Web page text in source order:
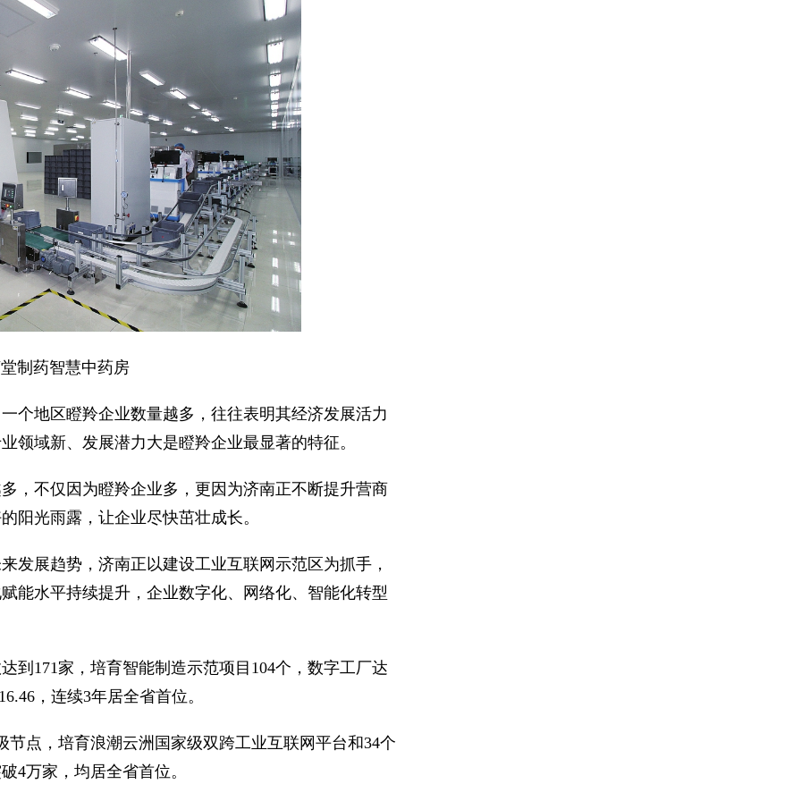
药智慧中药房
地区瞪羚企业数量越多，往往表明其经济发展活力
领域新、发展潜力大是瞪羚企业最显著的特征。
不仅因为瞪羚企业多，更因为济南正不断提升营商
阳光雨露，让企业尽快茁壮成长。
展趋势，济南正以建设工业互联网示范区为抓手，
能水平持续提升，企业数字化、网络化、智能化转型
171家，培育智能制造示范项目104个，数字工厂达
，连续3年居全省首位。
，培育浪潮云洲国家级双跨工业互联网平台和34个
4万家，均居全省首位。